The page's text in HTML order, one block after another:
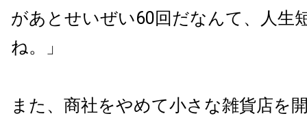
があとせいぜい60回だなんて、人生
ね。」
また、商社をやめて小さな雑貨店を